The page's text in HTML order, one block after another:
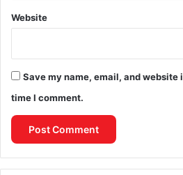
Website
Save my name, email, and website
time I comment.